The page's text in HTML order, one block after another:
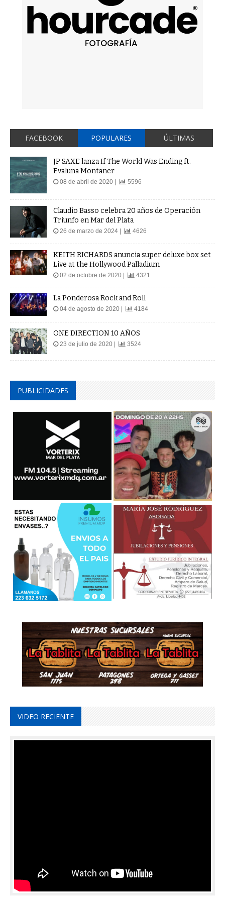
FACEBOOK POPULARES ÚLTIMAS
JP SAXE lanza If The World Was Ending ft.
Evaluna Montaner
08 de abril de 2020 | 5596
Claudio Basso celebra 20 años de Operación
Triunfo en Mar del Plata
26 de marzo de 2024 | 4626
KEITH RICHARDS anuncia super deluxe box set
Live at the Hollywood Palladium
02 de octubre de 2020 | 4321
La Ponderosa Rock and Roll
04 de agosto de 2020 | 4184
ONE DIRECTION 10 AÑOS
23 de julio de 2020 | 3524
PUBLICIDADES
VIDEO RECIENTE